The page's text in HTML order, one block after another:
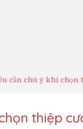
cần chú ý khi chọn
thiệp